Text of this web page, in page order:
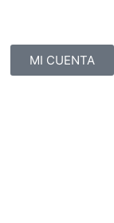
MI CUENTA